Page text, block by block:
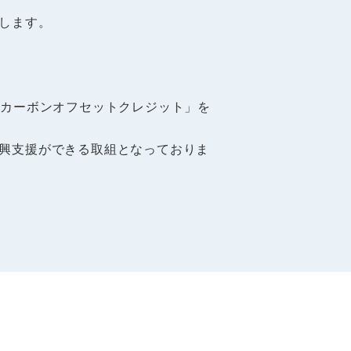
ます。
ーボンオフセットクレジット」を
支援ができる取組となっておりま